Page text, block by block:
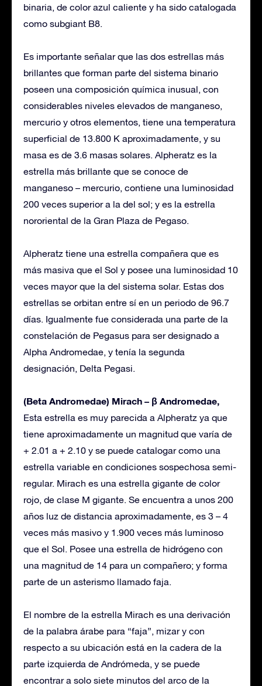
binaria, de color azul caliente y ha sido catalogada
como subgiant B8.
Es importante señalar que las dos estrellas más
brillantes que forman parte del sistema binario
poseen una composición química inusual, con
considerables niveles elevados de manganeso,
mercurio y otros elementos, tiene una temperatura
superficial de 13.800 K aproximadamente, y su
masa es de 3.6 masas solares. Alpheratz es la
estrella más brillante que se conoce de
manganeso – mercurio, contiene una luminosidad
200 veces superior a la del sol; y es la estrella
nororiental de la Gran Plaza de Pegaso.
Alpheratz tiene una estrella compañera que es
más masiva que el Sol y posee una luminosidad 10
veces mayor que la del sistema solar. Estas dos
estrellas se orbitan entre sí en un periodo de 96.7
días. Igualmente fue considerada una parte de la
constelación de Pegasus para ser designado a
Alpha Andromedae, y tenía la segunda
designación, Delta Pegasi.
(Beta Andromedae) Mirach – β Andromedae,
Esta estrella es muy parecida a Alpheratz ya que
tiene aproximadamente un magnitud que varía de
+ 2.01 a + 2.10 y se puede catalogar como una
estrella variable en condiciones sospechosa semi-
regular. Mirach es una estrella gigante de color
rojo, de clase M gigante. Se encuentra a unos 200
años luz de distancia aproximadamente, es 3 – 4
veces más masivo y 1.900 veces más luminoso
que el Sol. Posee una estrella de hidrógeno con
una magnitud de 14 para un compañero; y forma
parte de un asterismo llamado faja.
El nombre de la estrella Mirach es una derivación
de la palabra árabe para “faja”, mizar y con
respecto a su ubicación está en la cadera de la
parte izquierda de Andrómeda, y se puede
encontrar a solo siete minutos del arco de la